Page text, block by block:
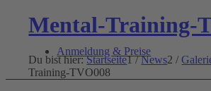
Anmeldung & Preise
Mental-Training-
Du bist hier: Startseite1 / News2 /
Training-TVO008